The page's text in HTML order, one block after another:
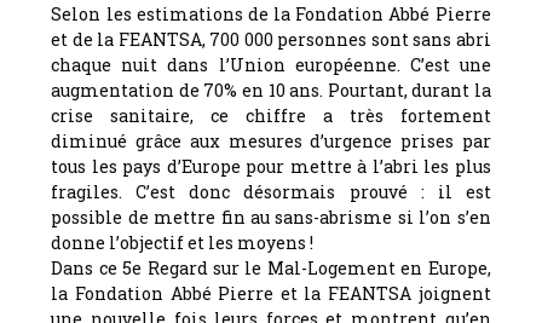
Selon les estimations de la Fondation Abbé Pierre
et de la FEANTSA, 700 000 personnes sont sans abri
chaque nuit dans l’Union européenne. C’est une
augmentation de 70% en 10 ans. Pourtant, durant la
crise sanitaire, ce chiffre a très fortement
diminué grâce aux mesures d’urgence prises par
tous les pays d’Europe pour mettre à l’abri les plus
fragiles. C’est donc désormais prouvé : il est
possible de mettre fin au sans-abrisme si l’on s’en
donne l’objectif et les moyens !
Dans ce 5e Regard sur le Mal-Logement en Europe,
la Fondation Abbé Pierre et la FEANTSA joignent